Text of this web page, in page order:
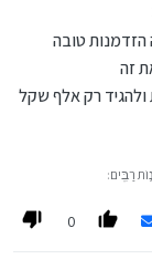
מעצורים לא
שלי בו
לשוק ההון היא
ואין לך ענין
הזדמנות טובה
זה
רק אלף שקל
רַבִּֽים׃
0